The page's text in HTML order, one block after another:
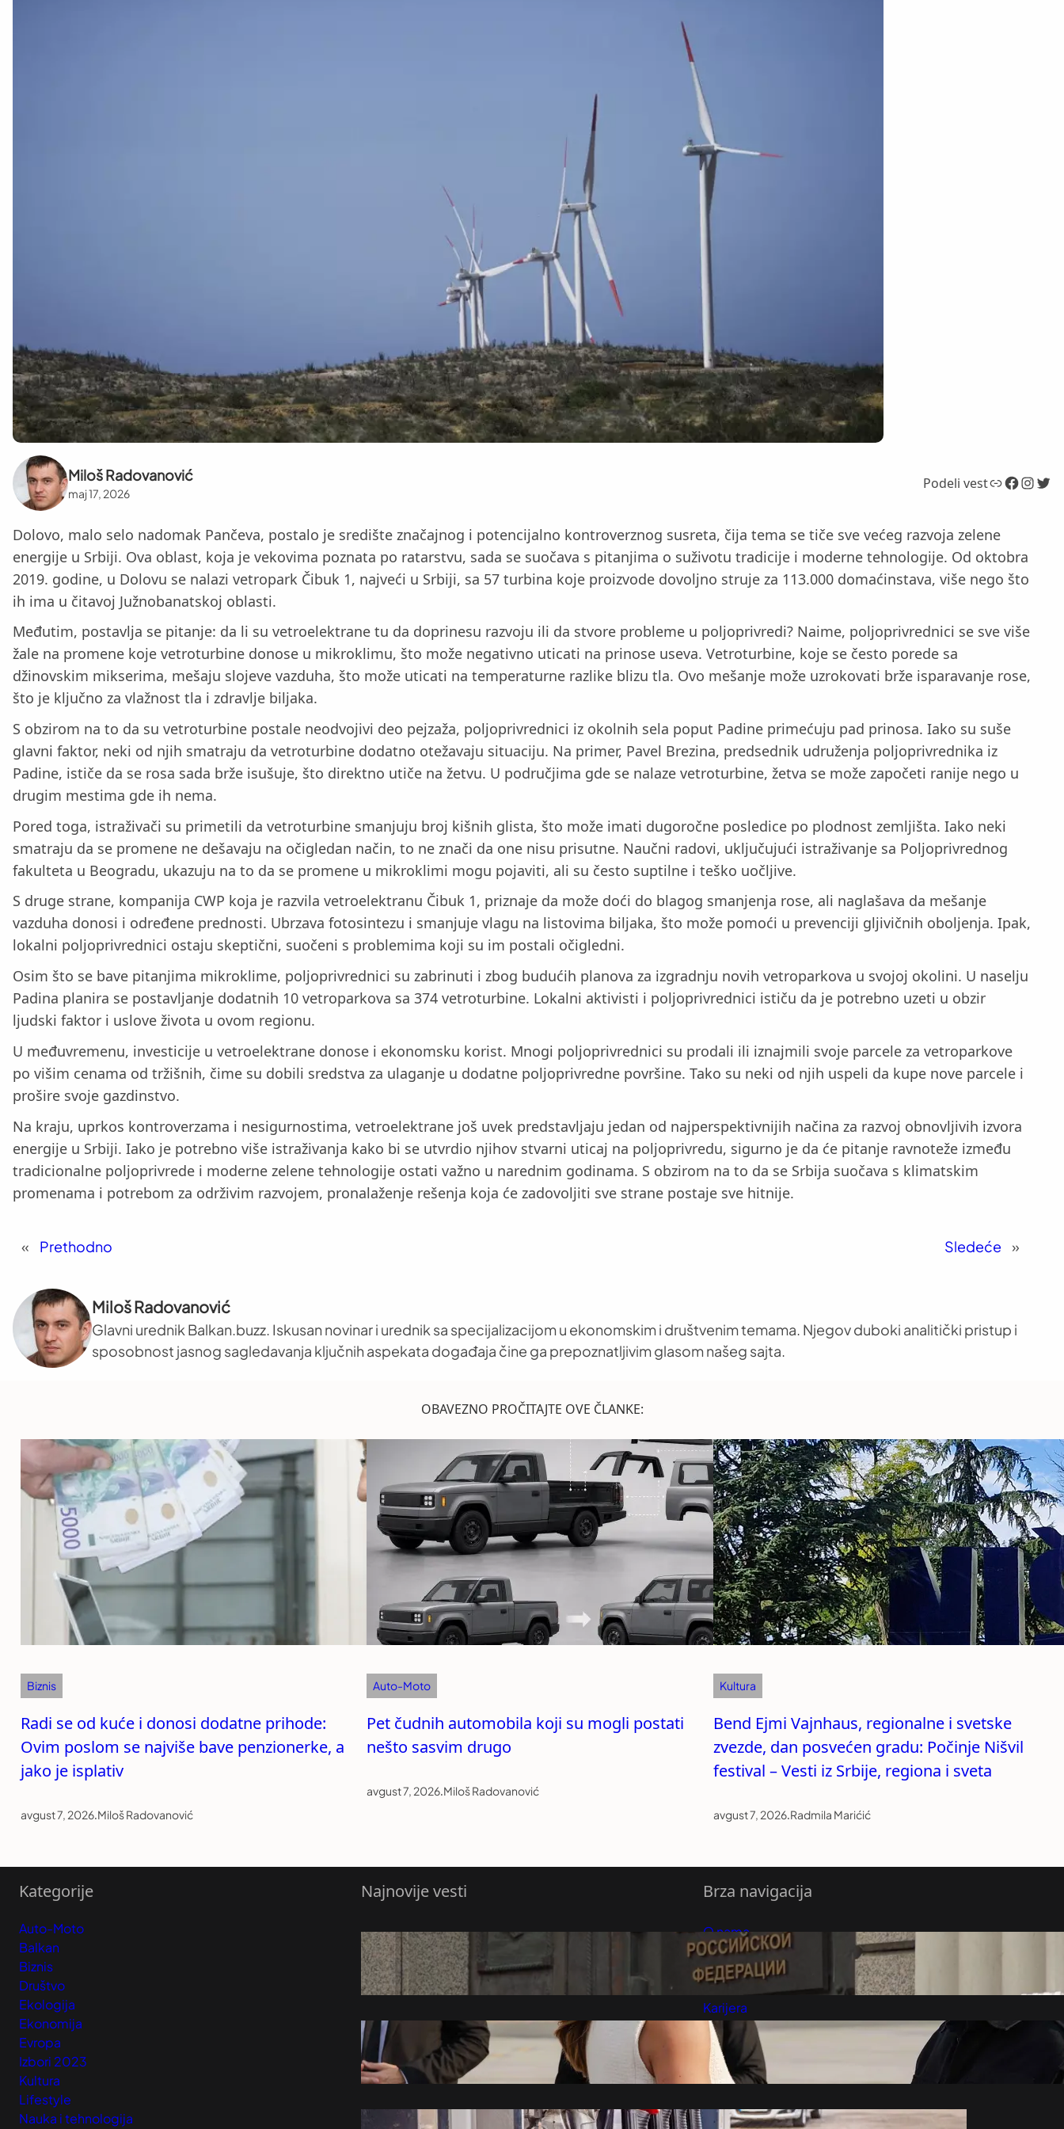
Miloš Radovanović
maj 17, 2026
Podeli vestLink Facebook InstagramTwitter
Dolovo, malo selo nadomak Pančeva, postalo je središte značajnog i potencijalno kontroverznog susreta, čija tema se tiče sve većeg razvoja zelene
energije u Srbiji. Ova oblast, koja je vekovima poznata po ratarstvu, sada se suočava s pitanjima o suživotu tradicije i moderne tehnologije. Od oktobra
2019. godine, u Dolovu se nalazi vetropark Čibuk 1, najveći u Srbiji, sa 57 turbina koje proizvode dovoljno struje za 113.000 domaćinstava, više nego što
ih ima u čitavoj Južnobanatskoj oblasti.
Međutim, postavlja se pitanje: da li su vetroelektrane tu da doprinesu razvoju ili da stvore probleme u poljoprivredi? Naime, poljoprivrednici se sve više
žale na promene koje vetroturbine donose u mikroklimu, što može negativno uticati na prinose useva. Vetroturbine, koje se često porede sa
džinovskim mikserima, mešaju slojeve vazduha, što može uticati na temperaturne razlike blizu tla. Ovo mešanje može uzrokovati brže isparavanje rose,
što je ključno za vlažnost tla i zdravlje biljaka.
S obzirom na to da su vetroturbine postale neodvojivi deo pejzaža, poljoprivrednici iz okolnih sela poput Padine primećuju pad prinosa. Iako su suše
glavni faktor, neki od njih smatraju da vetroturbine dodatno otežavaju situaciju. Na primer, Pavel Brezina, predsednik udruženja poljoprivrednika iz
Padine, ističe da se rosa sada brže isušuje, što direktno utiče na žetvu. U područjima gde se nalaze vetroturbine, žetva se može započeti ranije nego u
drugim mestima gde ih nema.
Pored toga, istraživači su primetili da vetroturbine smanjuju broj kišnih glista, što može imati dugoročne posledice po plodnost zemljišta. Iako neki
smatraju da se promene ne dešavaju na očigledan način, to ne znači da one nisu prisutne. Naučni radovi, uključujući istraživanje sa Poljoprivrednog
fakulteta u Beogradu, ukazuju na to da se promene u mikroklimi mogu pojaviti, ali su često suptilne i teško uočljive.
S druge strane, kompanija CWP koja je razvila vetroelektranu Čibuk 1, priznaje da može doći do blagog smanjenja rose, ali naglašava da mešanje
vazduha donosi i određene prednosti. Ubrzava fotosintezu i smanjuje vlagu na listovima biljaka, što može pomoći u prevenciji gljivičnih oboljenja. Ipak,
lokalni poljoprivrednici ostaju skeptični, suočeni s problemima koji su im postali očigledni.
Osim što se bave pitanjima mikroklime, poljoprivrednici su zabrinuti i zbog budućih planova za izgradnju novih vetroparkova u svojoj okolini. U naselju
Padina planira se postavljanje dodatnih 10 vetroparkova sa 374 vetroturbine. Lokalni aktivisti i poljoprivrednici ističu da je potrebno uzeti u obzir
ljudski faktor i uslove života u ovom regionu.
U međuvremenu, investicije u vetroelektrane donose i ekonomsku korist. Mnogi poljoprivrednici su prodali ili iznajmili svoje parcele za vetroparkove
po višim cenama od tržišnih, čime su dobili sredstva za ulaganje u dodatne poljoprivredne površine. Tako su neki od njih uspeli da kupe nove parcele i
prošire svoje gazdinstvo.
Na kraju, uprkos kontroverzama i nesigurnostima, vetroelektrane još uvek predstavljaju jedan od najperspektivnijih načina za razvoj obnovljivih izvora
energije u Srbiji. Iako je potrebno više istraživanja kako bi se utvrdio njihov stvarni uticaj na poljoprivredu, sigurno je da će pitanje ravnoteže između
tradicionalne poljoprivrede i moderne zelene tehnologije ostati važno u narednim godinama. S obzirom na to da se Srbija suočava s klimatskim
promenama i potrebom za održivim razvojem, pronalaženje rešenja koja će zadovoljiti sve strane postaje sve hitnije.
« Prethodno Sledeće »
Miloš Radovanović
Glavni urednik Balkan.buzz. Iskusan novinar i urednik sa specijalizacijom u ekonomskim i društvenim temama. Njegov duboki analitički pristup i
sposobnost jasnog sagledavanja ključnih aspekata događaja čine ga prepoznatljivim glasom našeg sajta.
OBAVEZNO PROČITAJTE OVE ČLANKE:
Biznis
Radi se od kuće i donosi dodatne prihode:
Ovim poslom se najviše bave penzionerke, a
jako je isplativ
avgust 7, 2026.Miloš Radovanović
Auto-Moto
Pet čudnih automobila koji su mogli postati
nešto sasvim drugo
avgust 7, 2026.Miloš Radovanović
Kultura
Bend Ejmi Vajnhaus, regionalne i svetske
zvezde, dan posvećen gradu: Počinje Nišvil
festival – Vesti iz Srbije, regiona i sveta
avgust 7, 2026.Radmila Marićić
Kategorije
Auto-Moto
Balkan
Biznis
Društvo
Ekologija
Ekonomija
Evropa
Izbori 2023
Kultura
Lifestyle
Nauka i tehnologija
Najnovije vesti
Vrhovni sud Rusije razmatra tužbu protiv
Jabloka
avgust 7, 2026
Dolazak Zelenskog u Beograd za Vučića je
„izlet u političko minsko polje“
Objavljene nove cene goriva: Evo koji
Brza navigacija
O nama
Predloži Vest
Pretplatite se na vesti
Karijera
Marketing
Kontakt